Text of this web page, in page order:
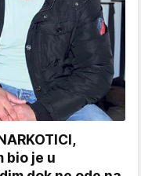
bio je u